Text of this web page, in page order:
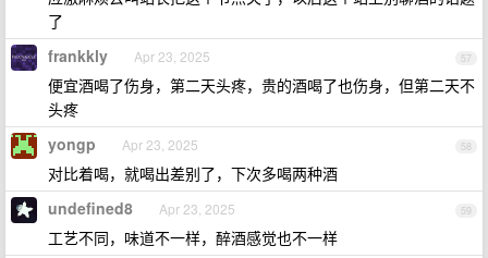
了
57
frankkly Apr 23, 2025
便宜酒喝了伤身，第二天头疼，贵的酒喝了也伤身，但第二天不
头疼
58
yongp Apr 23, 2025
对比着喝，就喝出差别了，下次多喝两种酒
59
undefined8 Apr 23, 2025
工艺不同，味道不一样，醉酒感觉也不一样